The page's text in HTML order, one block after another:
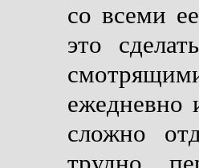
со всеми
это
ежедневно
сложно